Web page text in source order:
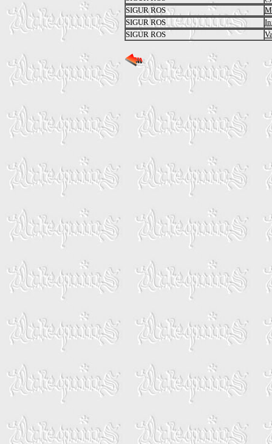
SIGUR ROS
SIGUR ROS
SIGUR ROS